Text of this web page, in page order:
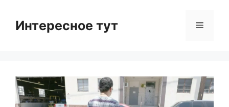
contentИнтересное тут Menu